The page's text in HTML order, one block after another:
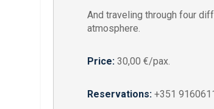
And traveling through four
atmosphere.
Price: 30,00 €/pax.
Reservations: +351